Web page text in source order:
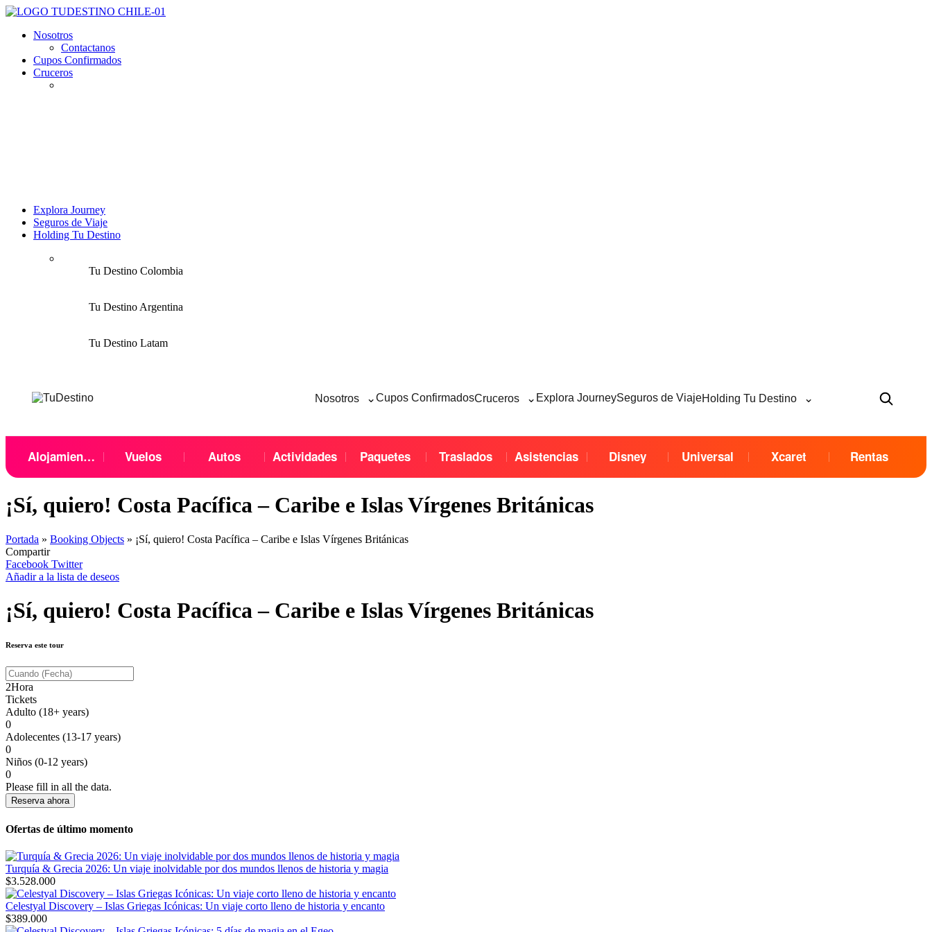
Nosotros
Contactanos
Cupos Confirmados
Cruceros
Explora Journey
Seguros de Viaje
Holding Tu Destino
Tu Destino Colombia
Tu Destino Argentina
Tu Destino Latam
Nosotros ⌄Cupos ConfirmadosCruceros ⌄ Explora JourneySeguros de ViajeHolding Tu Destino ⌄
Alojamientos Vuelos Autos Actividades Paquetes Traslados Asistencias Disney Universal Xcaret Rentas
¡Sí, quiero! Costa Pacífica – Caribe e Islas Vírgenes Británicas
Portada » Booking Objects » ¡Sí, quiero! Costa Pacífica – Caribe e Islas Vírgenes Británicas
Compartir
Facebook Twitter
Añadir a la lista de deseos
¡Sí, quiero! Costa Pacífica – Caribe e Islas Vírgenes Británicas
Reserva este tour
2Hora
Tickets
Adulto (18+ years)
0
Adolecentes (13-17 years)
0
Niños (0-12 years)
0
Please fill in all the data.
Reserva ahora
Ofertas de último momento
Turquía & Grecia 2026: Un viaje inolvidable por dos mundos llenos de historia y magia
$3.528.000
Celestyal Discovery – Islas Griegas Icónicas: Un viaje corto lleno de historia y encanto
$389.000